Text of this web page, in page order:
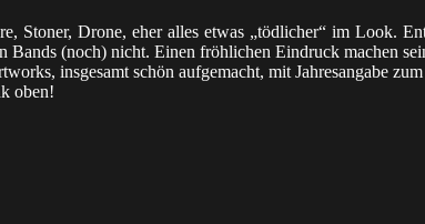
Stoner, Drone, eher alles etwas „tödlicher“ im Look.
Bands (noch) nicht. Einen fröhlichen Eindruck machen
insgesamt schön aufgemacht, mit Jahresangabe
oben!